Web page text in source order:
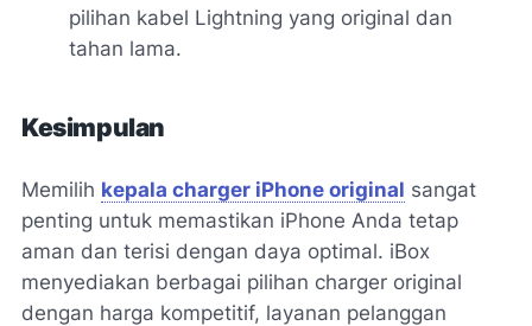
pilihan kabel Lightning yang original dan
tahan lama.
Kesimpulan
Memilih kepala charger iPhone original sangat
penting untuk memastikan iPhone Anda tetap
aman dan terisi dengan daya optimal. iBox
menyediakan berbagai pilihan charger original
dengan harga kompetitif, layanan pelanggan